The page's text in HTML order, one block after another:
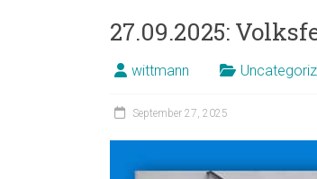
27.09.2025:
wittmann
September 27, 2025